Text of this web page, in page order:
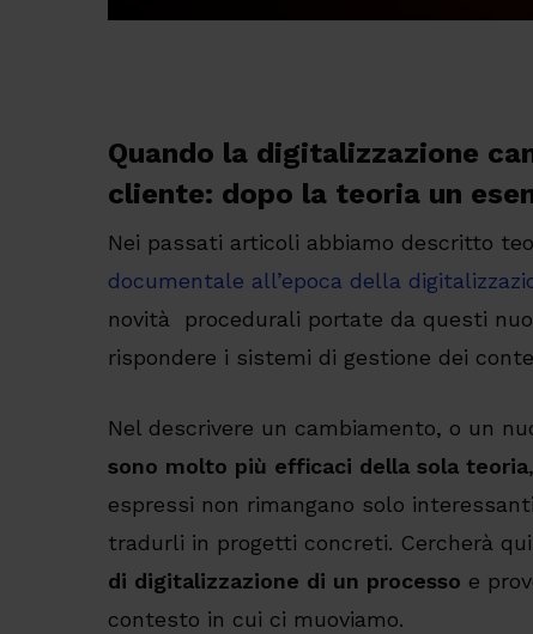
Quando la digitalizzazione
cliente: dopo la teoria un
Nei passati articoli abbiamo descritto
documentale all’epoca della
novità procedurali portate da questi
rispondere i sistemi di gestione dei
Nel descrivere un cambiamento, o un
sono molto più efficaci della sola teoria
espressi non rimangano solo
tradurli in progetti concreti. Cercherà
di digitalizzazione di un processo e
contesto in cui ci muoviamo.